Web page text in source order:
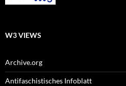
W3 VIEWS
Archive.org
Antifaschistisches Infoblatt